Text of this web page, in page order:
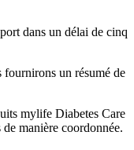
dans un délai de cinq
fournirons un résumé de
mylife Diabetes Care
manière coordonnée.